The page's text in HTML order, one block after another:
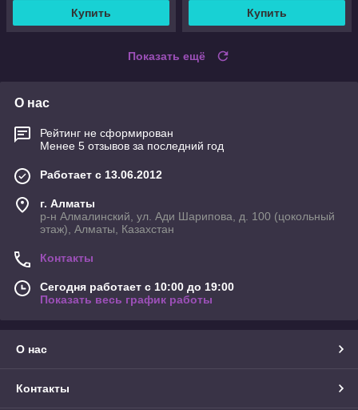
Купить Купить
Показать ещё
О нас
Рейтинг не сформирован
Менее 5 отзывов за последний год
Работает с 13.06.2012
г. Алматы
р-н Алмалинский, ул. Ади Шарипова, д. 100 (цокольный
этаж), Алматы, Казахстан
Контакты
Сегодня работает с 10:00 до 19:00
Показать весь график работы
О нас
Контакты